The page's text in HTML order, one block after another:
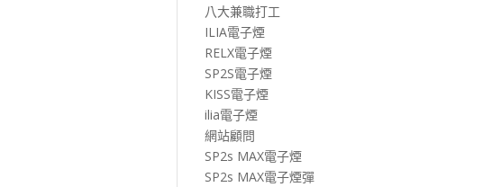
八大兼職打工
ILIA電子煙
RELX電子煙
SP2S電子煙
KISS電子煙
ilia電子煙
網站顧問
SP2s MAX電子煙
SP2s MAX電子煙彈